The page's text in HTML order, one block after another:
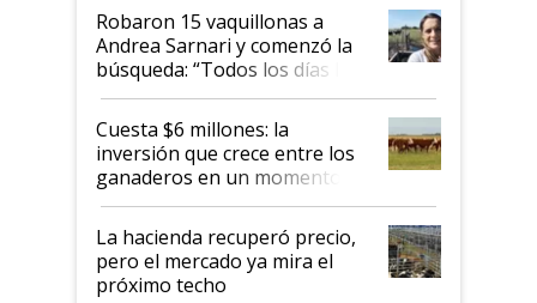
Robaron 15 vaquillonas a
Andrea Sarnari y comenzó la
búsqueda: “Todos los días le
toca a algún productor”
Cuesta $6 millones: la
inversión que crece entre los
ganaderos en un momento
histórico para la actividad
La hacienda recuperó precio,
pero el mercado ya mira el
próximo techo